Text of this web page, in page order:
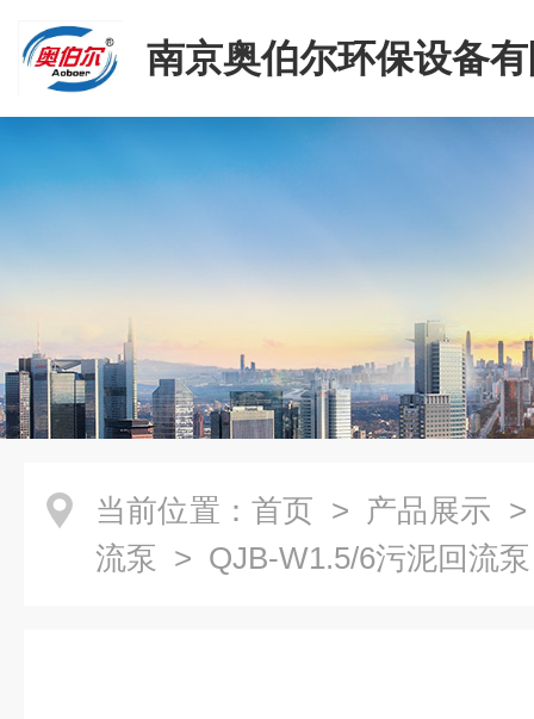
南京奥伯尔环保设备
当前位置： 首页 > 产品展示
流泵 > QJB-W1.5/6污泥回流泵